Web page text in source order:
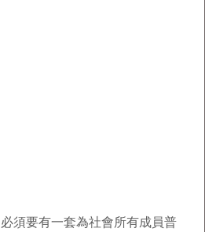
須要有一套為社會所有成員普